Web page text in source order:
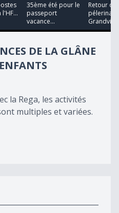
35ème été pour le
passeport
vacance...
Retour du
DE LA GLÂNE
la Rega, les activités
multiples et variées.